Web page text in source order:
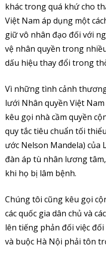
khác trong quá khứ cho
Việt Nam áp dụng một
giữ vô nhân đạo đối với
vệ nhân quyền trong
dấu hiệu thay đổi trong
Vì những tình cảnh
lưới Nhân quyền Việt
kêu gọi nhà cầm quyền
quy tắc tiêu chuẩn tối
ước Nelson Mandela) của
đàn áp tù nhân lương
khi họ bị lâm bệnh.
Chúng tôi cũng kêu gọi
các quốc gia dân chủ và
lên tiếng phản đối việc
và buộc Hà Nội phải tôn